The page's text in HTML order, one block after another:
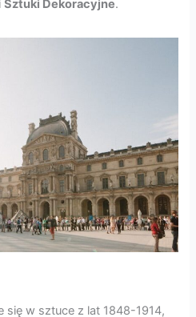
iSztuki Dekoracyjne.
się w sztuce z lat 1848-1914,